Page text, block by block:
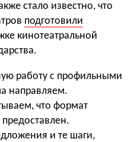
стало известно, что
подготовили
кинотеатральной
работу с профильными
направляем.
что формат
и те шаги,